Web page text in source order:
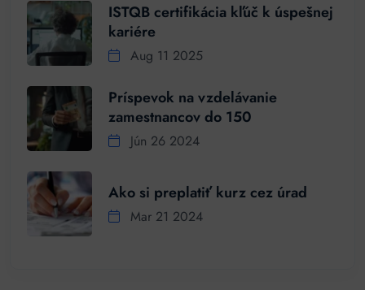
ISTQB certifikácia kľúč k úspešnej
kariére
Aug 11 2025
Príspevok na vzdelávanie
zamestnancov do 150
Jún 26 2024
Ako si preplatiť kurz cez úrad
Mar 21 2024